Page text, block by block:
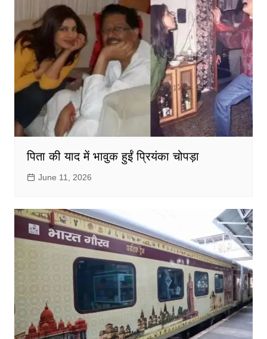
पिता की याद में भावुक हुईं प्रियंका चोपड़ा
June 11, 2026